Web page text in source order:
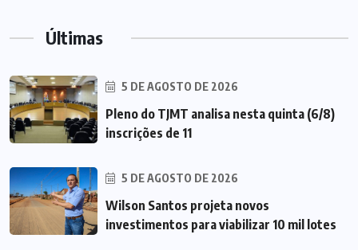
Últimas
5 DE AGOSTO DE 2026
Pleno do TJMT analisa nesta quinta (6/8)
inscrições de 11
5 DE AGOSTO DE 2026
Wilson Santos projeta novos
investimentos para viabilizar 10 mil lotes